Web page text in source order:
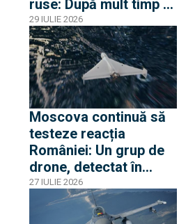
ruse: După mult timp o
dronă RQ-4D și două
avioane RC-135 și
Artemis II au survolat
Marea Neagră
29 IULIE 2026
Moscova continuă să
testeze reacția
României: Un grup de
drone, detectat în
proximitatea frontierei
fluviale cu Ucraina
27 IULIE 2026